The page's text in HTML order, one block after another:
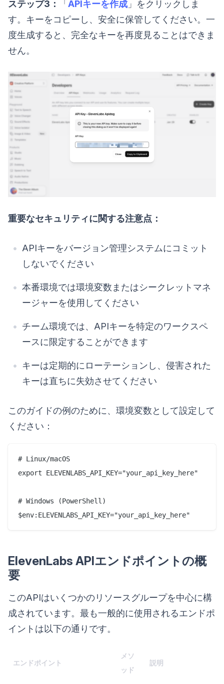
ステップ3： 「 APIキーを作成 」をクリックしま
す。キーをコピーし、安全に保管してください。一
度生成すると、完全なキーを再度見ることはできま
せん。
重要なセキュリティに関する注意点：
APIキーをバージョン管理システムにコミット
しないでください
本番環境では環境変数またはシークレットマネ
ージャーを使用してください
チーム環境では、APIキーを特定のワークスペ
ースに限定することができます
キーは定期的にローテーションし、侵害された
キーは直ちに失効させてください
このガイドの例のために、環境変数として設定して
ください：
# Linux/macOS
export ELEVENLABS_API_KEY="your_api_key_here"
# Windows (PowerShell)
ElevenLabs APIエンドポイントの概
要
このAPIはいくつかのリソースグループを中心に構
成されています。最も一般的に使用されるエンドポ
イントは以下の通りです。
エンドポイント
メソ
ッド
説明